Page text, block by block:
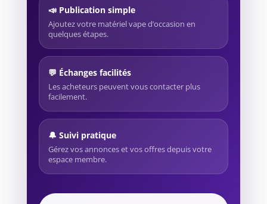
📣 Publication simple
Ajoutez votre matériel vape d’occasion en
quelques étapes.
💬 Échanges facilités
Les acheteurs peuvent vous contacter plus
facilement.
🔔 Suivi pratique
Gérez vos annonces et vos offres depuis votre
espace membre.